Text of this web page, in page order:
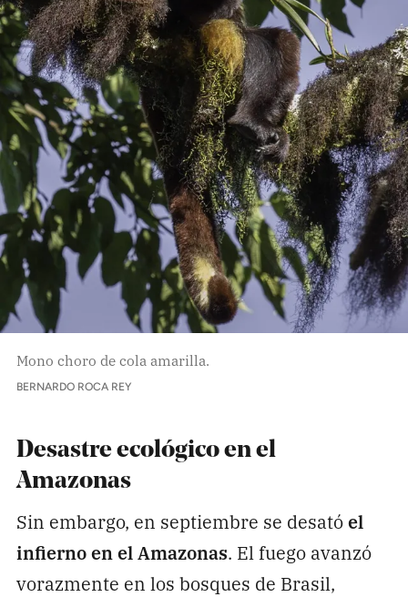
Mono choro de cola amarilla.
BERNARDO ROCA REY
Desastre ecológico en el
Amazonas
Sin embargo, en septiembre se desatóel
infierno en el Amazonas. El fuego avanzó
vorazmente en los bosques de Brasil,